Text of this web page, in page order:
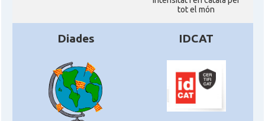
tot el món
Diades IDCAT